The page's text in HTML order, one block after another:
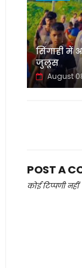
सिंगाही में
जुलूस
August
POST A
कोई टिप्पणी नहीं